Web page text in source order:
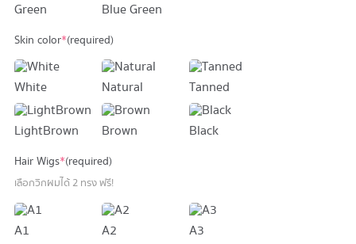
Green Blue Green
Skin color*(required)
White Natural Tanned
LightBrown Brown Black
Hair Wigs*(required)
เลือกวิกผมได้ 2 ทรง ฟรี!
A1 A2 A3